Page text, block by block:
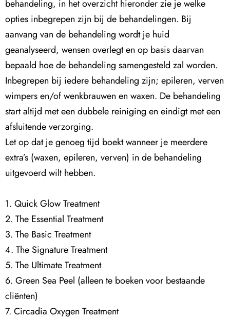
behandeling, in het overzicht hieronder zie je welke
opties inbegrepen zijn bij de behandelingen. Bij
aanvang van de behandeling wordt je huid
geanalyseerd, wensen overlegt en op basis daarvan
bepaald hoe de behandeling samengesteld zal worden.
Inbegrepen bij iedere behandeling zijn; epileren, verven
wimpers en/of wenkbrauwen en waxen. De behandeling
start altijd met een dubbele reiniging en eindigt met een
afsluitende verzorging.
Let op dat je genoeg tijd boekt wanneer je meerdere
extra’s (waxen, epileren, verven) in de behandeling
uitgevoerd wilt hebben.
1. Quick Glow Treatment
2. The Essential Treatment
3. The Basic Treatment
4. The Signature Treatment
5. The Ultimate Treatment
6. Green Sea Peel (alleen te boeken voor bestaande
cliënten)
7. Circadia Oxygen Treatment